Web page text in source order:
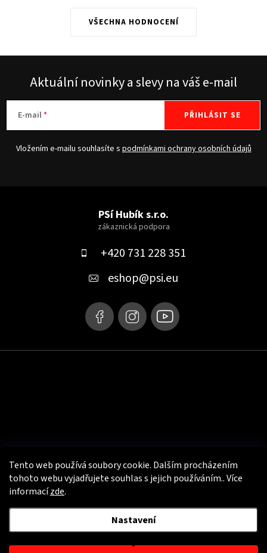
Tento web používá soubory cookie. Dalším procházením
tohoto webu vyjadřujete souhlas s jejich používáním.. Více
informacízde.
Nastavení
VŠECHNA HODNOCENÍ
Aktuální novinky a slevy na váš e-mail
E-mail
Vložením e-mailu souhlasíte s podmínkami ochrany osobních údajů
PŘIHLÁSIT SE
PSí Hubík s.r.o.
+420 731 228 351
eshop@psi.eu
Užitečné info
Copyright 2026PSí Hubík - e-shop s motooblečením. Všechna práva
vyhrazena.